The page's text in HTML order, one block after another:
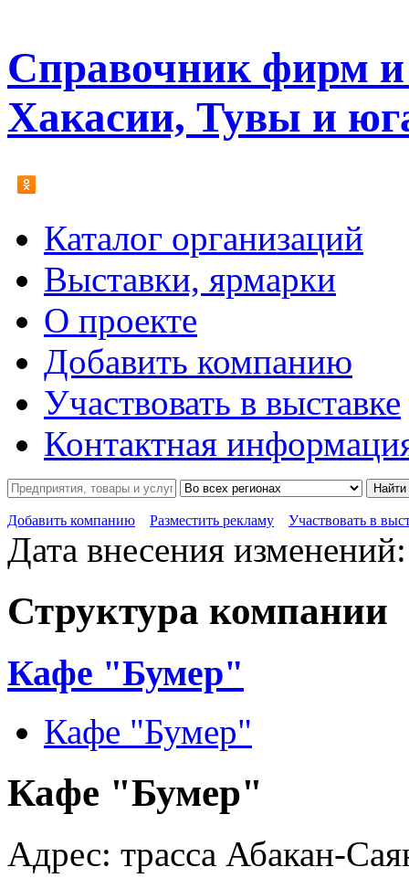
Справочник фирм и
Хакасии, Тувы и
Каталог организаций
Выставки, ярмарки
О проекте
Добавить компанию
Участвовать в выставке
Контактная
Найти
Добавить компанию Разместить рекламу Участвовать в
Дата внесения
Структура компании
Кафе "Бумер"
Кафе "Бумер"
Кафе "Бумер"
Адрес: трасса Абакан-